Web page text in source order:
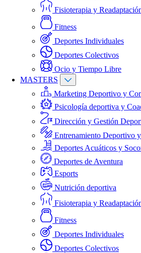
Fisioterapia y
Fitness
Deportes Individuales
Deportes Colectivos
Ocio y Tiempo Libre
MASTERS
Marketing Deportivo y
Psicología deportiva y
Dirección y Gestión
Entrenamiento Deportivo
Deportes Acuáticos y
Deportes de Aventura
Esports
Nutrición deportiva
Fisioterapia y
Fitness
Deportes Individuales
Deportes Colectivos